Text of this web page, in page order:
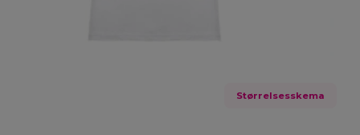
Størrelsesskema